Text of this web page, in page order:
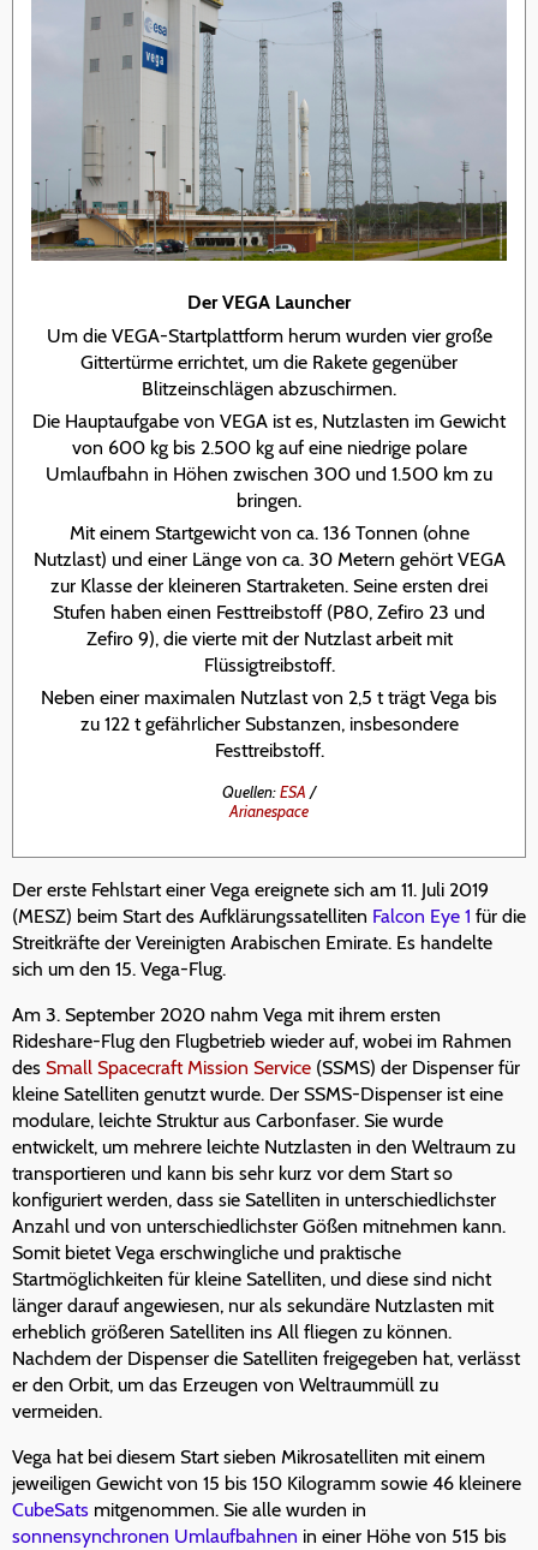
Der VEGA Launcher
Um die VEGA-Startplattform herum wurden vier große
Gittertürme errichtet, um die Rakete gegenüber
Blitzeinschlägen abzuschirmen.
Die Hauptaufgabe von VEGA ist es, Nutzlasten im Gewicht
von 600 kg bis 2.500 kg auf eine niedrige polare
Umlaufbahn in Höhen zwischen 300 und 1.500 km zu
bringen.
Mit einem Startgewicht von ca. 136 Tonnen (ohne
Nutzlast) und einer Länge von ca. 30 Metern gehört VEGA
zur Klasse der kleineren Startraketen. Seine ersten drei
Stufen haben einen Festtreibstoff (P80, Zefiro 23 und
Zefiro 9), die vierte mit der Nutzlast arbeit mit
Flüssigtreibstoff.
Neben einer maximalen Nutzlast von 2,5 t trägt Vega bis
zu 122 t gefährlicher Substanzen, insbesondere
Festtreibstoff.
Quellen:ESA /
Arianespace
Der erste Fehlstart einer Vega ereignete sich am 11. Juli 2019
(MESZ) beim Start des Aufklärungssatelliten Falcon Eye 1 für die
Streitkräfte der Vereinigten Arabischen Emirate. Es handelte
sich um den 15. Vega-Flug.
Am 3. September 2020 nahm Vega mit ihrem ersten
Rideshare-Flug den Flugbetrieb wieder auf, wobei im Rahmen
des Small Spacecraft Mission Service (SSMS) der Dispenser für
kleine Satelliten genutzt wurde. Der SSMS-Dispenser ist eine
modulare, leichte Struktur aus Carbonfaser. Sie wurde
entwickelt, um mehrere leichte Nutzlasten in den Weltraum zu
transportieren und kann bis sehr kurz vor dem Start so
konfiguriert werden, dass sie Satelliten in unterschiedlichster
Anzahl und von unterschiedlichster Gößen mitnehmen kann.
Somit bietet Vega erschwingliche und praktische
Startmöglichkeiten für kleine Satelliten, und diese sind nicht
länger darauf angewiesen, nur als sekundäre Nutzlasten mit
erheblich größeren Satelliten ins All fliegen zu können.
Nachdem der Dispenser die Satelliten freigegeben hat, verlässt
er den Orbit, um das Erzeugen von Weltraummüll zu
vermeiden.
Vega hat bei diesem Start sieben Mikrosatelliten mit einem
jeweiligen Gewicht von 15 bis 150 Kilogramm sowie 46 kleinere
CubeSats mitgenommen. Sie alle wurden in
sonnensynchronen Umlaufbahnen in einer Höhe von 515 bis